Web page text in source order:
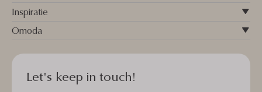
Inspiratie
Omoda
Let's keep in touch!